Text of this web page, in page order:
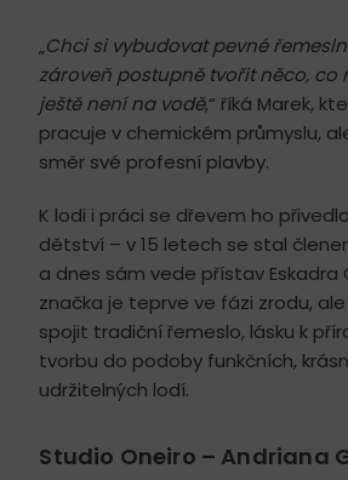
„Chci si vybudovat pevné
zároveň postupně tvořit něco, co
ještě není na vodě,“ říká Marek,
pracuje v chemickém průmyslu,
směr své profesní plavby.
K lodi i práci se dřevem ho
dětství – v 15 letech se stal
a dnes sám vede přístav Eskadra
značka je teprve ve fázi zrodu,
spojit tradiční řemeslo, lásku k
tvorbu do podoby funkčních,
udržitelných lodí.
Studio Oneiro – Andriana